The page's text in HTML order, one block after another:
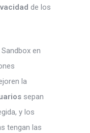
de los
en
la
sepan
y los
tengan las